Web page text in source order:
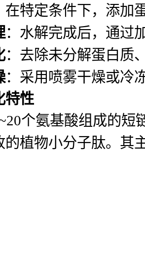
在特定条件下，添加
：水解完成后，通过
：去除未分解蛋白质
：采用喷雾干燥或冷
特性
个氨基酸组成的短
的植物小分子肽。其